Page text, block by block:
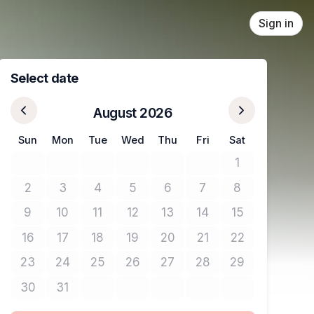
Sign in
Select date
August 2026
Sun Mon Tue Wed Thu Fri Sat
1No tickets
2No tickets available
3No tickets available
4No tickets available
5No tickets available
6No tickets available
7No tickets available
8No tickets
9No tickets available
10No tickets available
11No tickets available
12No tickets available
13No tickets available
14No tickets available
15No tickets
16No tickets available
17No tickets available
18No tickets available
19No tickets available
20No tickets available
21No tickets available
22No tickets
23No tickets available
24No tickets available
25No tickets available
26No tickets available
27No tickets available
28No tickets available
29No tickets
30No tickets available
31No tickets available